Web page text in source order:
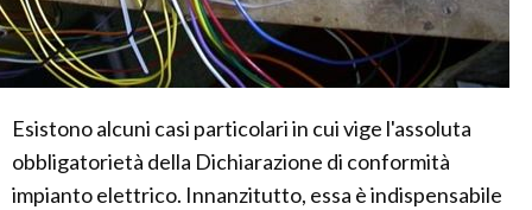
Esistono alcuni casi particolari in cui vige l'assoluta
obbligatorietà della Dichiarazione di conformità
impianto elettrico. Innanzitutto, essa è indispensabile